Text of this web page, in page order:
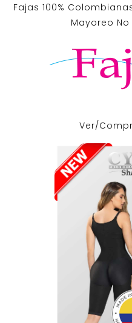
Fajas 100%
Mayoreo
Ver/